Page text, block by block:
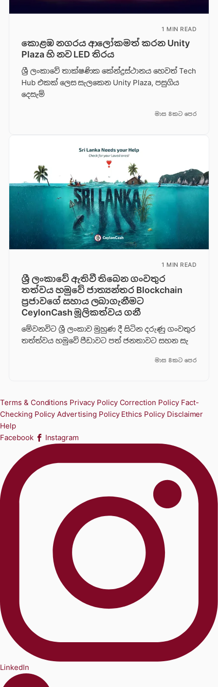
1 MIN READ
කොළඹ නගරය ආලෝකමත් කරන Unity
Plaza හි නව LED තිරය
ශ්‍රී ලංකාවේ තාක්ෂණික කේන්ද්‍රස්ථානය හෙවත් Tech
Hub එකක් ලෙස සැලකෙන Unity Plaza, පසුගිය
දෙසැම්
මාස 8කට පෙර
1 MIN READ
ශ්‍රී ලංකාවේ ඇතිවී තිබෙන ගංවතුර
තත්වය හමුවේ ජාත්‍යන්තර Blockchain
ප්‍රජාවගේ සහාය ලබාගැනීමට
CeylonCash මූලිකත්වය ග​නී
මේවනවිට ශ්‍රී ලංකාව මුහුණ දී සිටින දරුණු ගංවතුර
තත්ත්වය හමුවේ පීඩාවට පත් ජනතාවට සහන සැ
මාස 8කට පෙර
Terms & Conditions Privacy Policy Correction Policy Fact-
Checking Policy Advertising Policy Ethics Policy Disclaimer
Help
Facebook
Instagram
LinkedIn